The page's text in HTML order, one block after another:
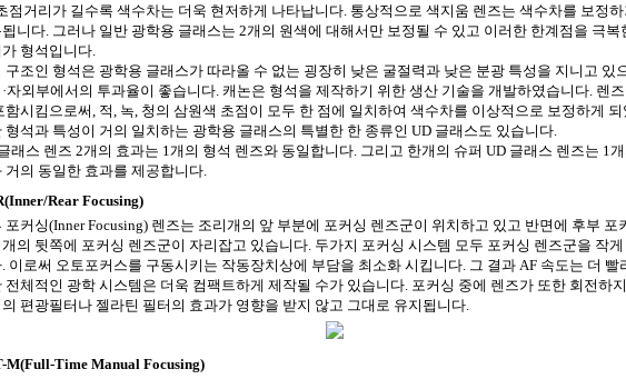
점거리가 길수록 색수차는 더욱 현저하게 나타납니다. 통상적으로 색지움 렌즈는 색수차를 보정하
니다. 그러나 일반 광학용 글래스는 2개의 원색에 대해서만 보정될 수 있고 이러한 한계점을 극복
형석입니다.
구조인 형석은 광학용 글래스가 따라올 수 없는 굉장히 낮은 굴절력과 낮은 분광 특성을 지니고 있
자외부에서의 투과율이 좋습니다. 캐논은 형석을 제작하기 위한 생산 기술을 개발하였습니다. 렌
함시킴으로써, 적, 녹, 청의 삼원색 초점이 모두 한 점에 일치하여 색수차를 이상적으로 보정하게
형석과 특성이 거의 일치하는 광학용 글래스의 특별한 한 종류인 UD 글래스도 있습니다.
래스 렌즈 2개의 효과는 1개의 형석 렌즈와 동일합니다. 그리고 한개의 슈퍼 UD 글래스 렌즈는 1
거의 동일한 효과를 제공합니다.
Rear Focusing)
포커싱(Inner Focusing) 렌즈는 조리개의 앞 부분에 포커싱 렌즈군이 위치하고 있고 반면에 후부 포
의 뒷쪽에 포커싱 렌즈군이 자리잡고 있습니다. 두가지 포커싱 시스템 모두 포커싱 렌즈군을 작
이로써 오토포커스를 구동시키는 작동장치상에 부담을 최소화 시킵니다. 그 결과 AF 속도는 더 빨
전체적인 광학 시스템은 더욱 컴팩트하게 제작될 수가 있습니다. 포커싱 중에 렌즈가 또한 회전하
편광필터나 젤라틴 필터의 효과가 영향을 받지 않고 그대로 유지됩니다.
M(Full-Time Manual Focusing)